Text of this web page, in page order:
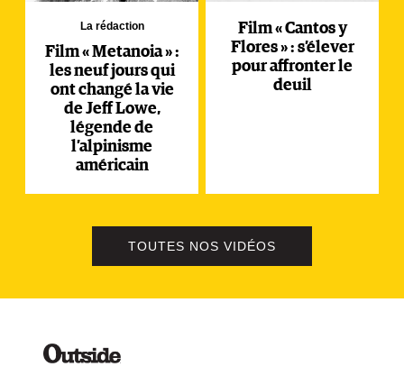
La rédaction
Film « Metanoia » :
les neuf jours qui
ont changé la vie
de Jeff Lowe,
légende de
l’alpinisme
américain
Film « Cantos y
Flores » : s’élever
pour affronter le
deuil
TOUTES NOS VIDÉOS